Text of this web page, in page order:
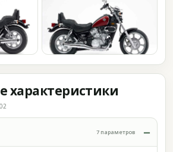
характеристики
7 параметров